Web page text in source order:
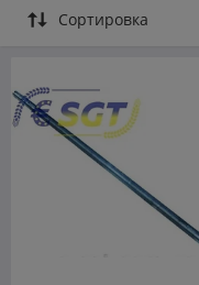
и прочееСортировка